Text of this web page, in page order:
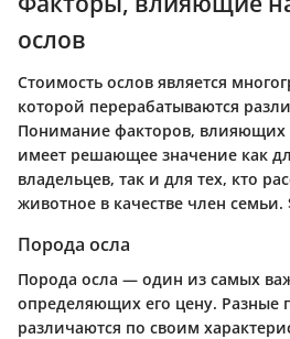
ослов
Стоимость ослов является
которой перерабатываются
Понимание факторов, влияющих
имеет решающее значение как
владельцев, так и для тех, кто
животное в качестве член семьи.
Порода осла
Порода осла — один из самых
определяющих его цену. Разные
различаются по своим